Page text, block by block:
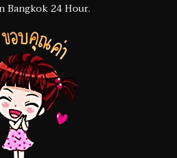
Bangkok 24 Hour.